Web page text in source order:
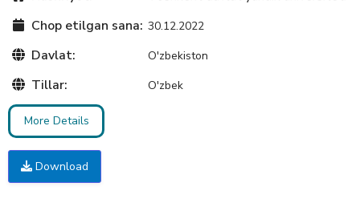
Chop etilgan sana: 30.12.2022
Davlat: O'zbekiston
Tillar: O'zbek
More Details
Download